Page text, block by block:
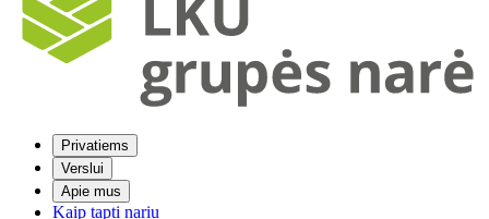
Privatiems
Verslui
Apie mus
Kaip tapti nariu